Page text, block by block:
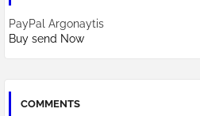
PayPal Argonaytis
Buy send Now
COMMENTS